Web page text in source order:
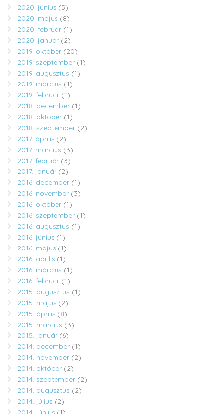
2020. június (5)
2020. május (8)
2020. február (1)
2020. január (2)
2019. október (20)
2019. szeptember (1)
2019. augusztus (1)
2019. március (1)
2019. február (1)
2018. december (1)
2018. október (1)
2018. szeptember (2)
2017. április (2)
2017. március (3)
2017. február (3)
2017. január (2)
2016. december (1)
2016. november (3)
2016. október (1)
2016. szeptember (1)
2016. augusztus (1)
2016. június (1)
2016. május (1)
2016. április (1)
2016. március (1)
2016. február (1)
2015. augusztus (1)
2015. május (2)
2015. április (8)
2015. március (3)
2015. január (6)
2014. december (1)
2014. november (2)
2014. október (2)
2014. szeptember (2)
2014. augusztus (2)
2014. július (2)
2014. június (1)